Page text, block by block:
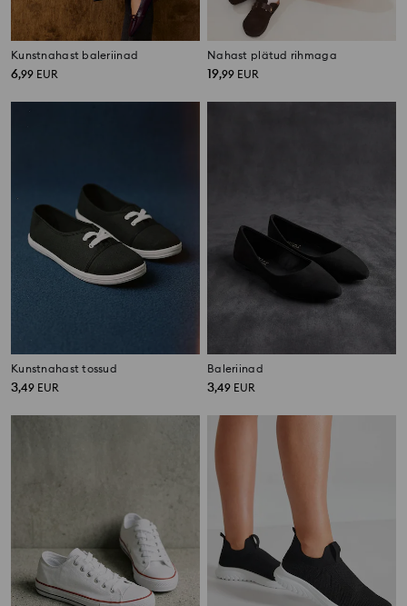
Kunstnahast baleriinad
6,99 EUR
Nahast plätud rihmaga
19,99 EUR
Kunstnahast tossud
3,49 EUR
Baleriinad
3,49 EUR